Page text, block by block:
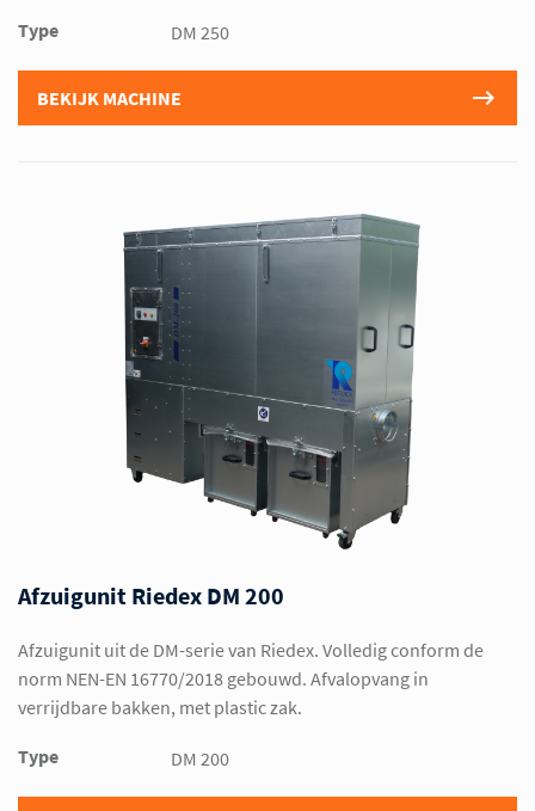
Type DM 250
BEKIJK MACHINE
Afzuigunit Riedex DM 200
Afzuigunit uit de DM-serie van Riedex. Volledig conform de
norm NEN-EN 16770/2018 gebouwd. Afvalopvang in
verrijdbare bakken, met plastic zak.
Type DM 200